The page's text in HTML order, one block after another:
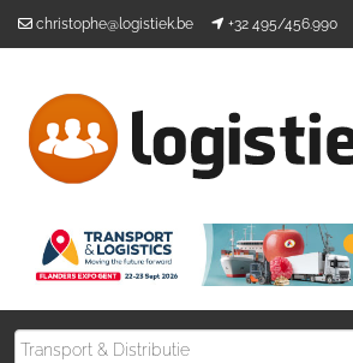
christophe@logistiek.be +32 495/456.990